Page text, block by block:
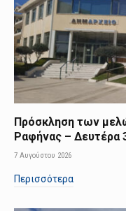
Πρόσκληση των
Ραφήνας – Δευτέρα
7 Αυγούστου 2026
Περισσότερα